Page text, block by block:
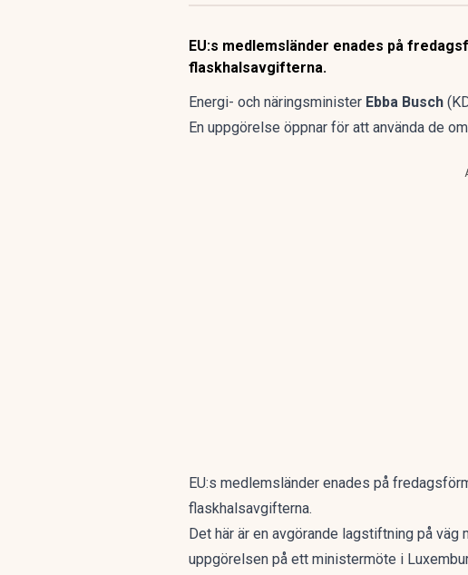
EU:s medlemsländer enades på
flaskhalsavgifterna.
Energi- och näringsminister Ebba Busch
En uppgörelse öppnar för att använda de
EU:s medlemsländer enades på
flaskhalsavgifterna.
Det här är en avgörande lagstiftning på
uppgörelsen på ett ministermöte i